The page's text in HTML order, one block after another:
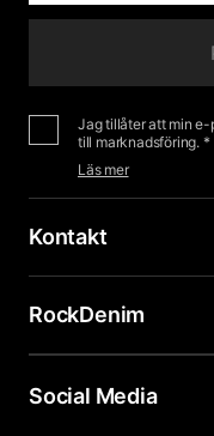
Jag tillåter att min
till marknadsföring. *
Läs mer
Kontakt
RockDenim
Social Media